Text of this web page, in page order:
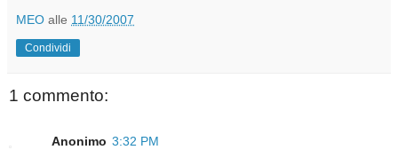
MEO alle 11/30/2007
Condividi
1 commento:
Anonimo 3:32 PM